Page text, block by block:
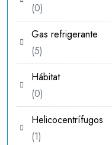
00
productos
Gas refrigerante
55
productos
Hábitat
00
productos
Helicocentrífugos
11